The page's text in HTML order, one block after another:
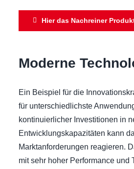
Hier das Nachreiner
Moderne
Ein Beispiel für die
für unterschiedlichste
kontinuierlicher Investitionen in
Entwicklungskapa­zitäten kann
Marktanforderungen reagieren.
mit sehr hoher Performance und